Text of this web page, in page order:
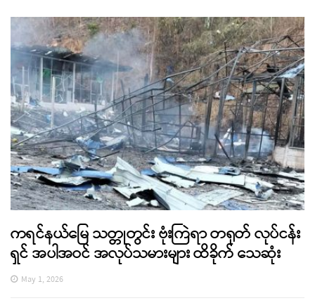
ကရင်နယ်မြေ သတ္တုတွင်း ဗုံးကြဲရာ တရုတ် လုပ်ငန်း
ရှင် အပါအဝင် အလုပ်သမားများ ထိခိုက် သေဆုံး
May 1, 2026